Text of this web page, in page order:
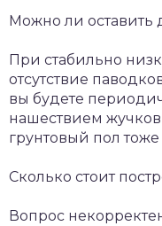
Можно ли оставить
При стабильно
отсутствие
вы будете
нашествием
грунтовый пол
Сколько стоит
Вопрос